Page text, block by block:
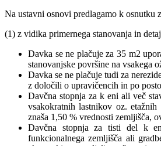
Na ustavni osnovi predlagamo k osnutku
(1) z vidika primernega stanovanja in
Davka se ne plačuje za 35 m2
stanovanjske površine na vsakega
Davka se ne plačuje tudi za
z določili o upravičencih in po
Davčna stopnja za k eni ali več
vsakokratnih lastnikov oz.
znaša 1,50 % vrednosti zemljišča,
Davčna stopnja za tisti del k
funkcionalnega zemljišča ali